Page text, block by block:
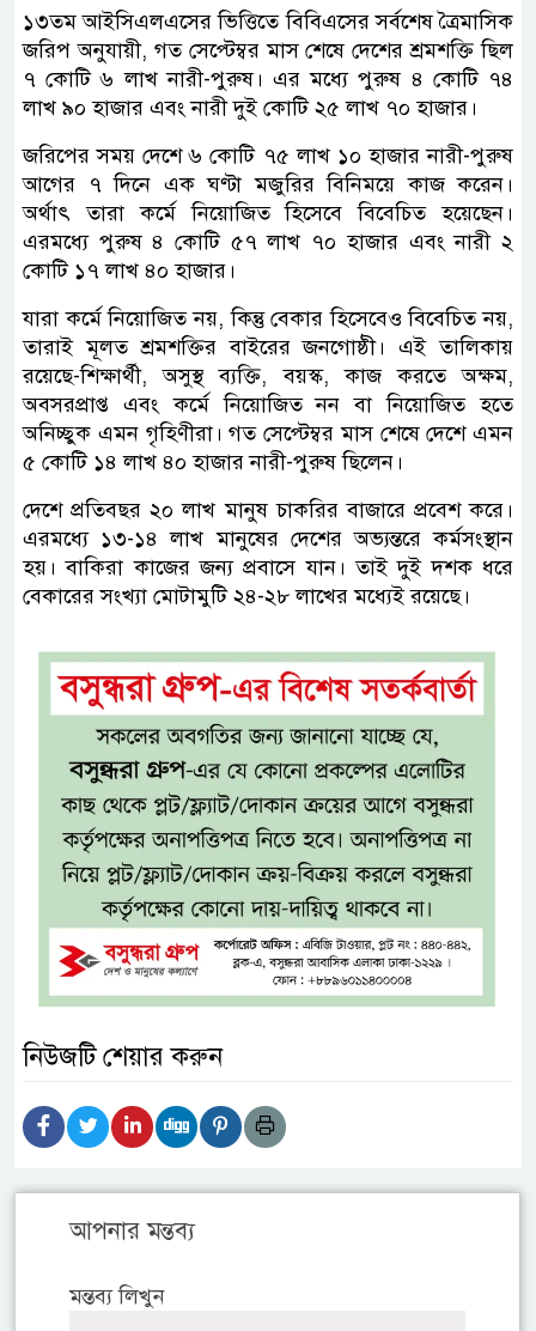
১৩তম আইসিএলএসের ভিত্তিতে বিবিএসের সর্বশেষ ত্রৈমাসিক
জরিপ অনুযায়ী, গত সেপ্টেম্বর মাস শেষে দেশের শ্রমশক্তি ছিল
৭ কোটি ৬ লাখ নারী-পুরুষ। এর মধ্যে পুরুষ ৪ কোটি ৭৪
লাখ ৯০ হাজার এবং নারী দুই কোটি ২৫ লাখ ৭০ হাজার।
জরিপের সময় দেশে ৬ কোটি ৭৫ লাখ ১০ হাজার নারী-পুরুষ
আগের ৭ দিনে এক ঘণ্টা মজুরির বিনিময়ে কাজ করেন।
অর্থাৎ তারা কর্মে নিয়োজিত হিসেবে বিবেচিত হয়েছেন।
এরমধ্যে পুরুষ ৪ কোটি ৫৭ লাখ ৭০ হাজার এবং নারী ২
কোটি ১৭ লাখ ৪০ হাজার।
যারা কর্মে নিয়োজিত নয়, কিন্তু বেকার হিসেবেও বিবেচিত নয়,
তারাই মূলত শ্রমশক্তির বাইরের জনগোষ্ঠী। এই তালিকায়
রয়েছে-শিক্ষার্থী, অসুস্থ ব্যক্তি, বয়স্ক, কাজ করতে অক্ষম,
অবসরপ্রাপ্ত এবং কর্মে নিয়োজিত নন বা নিয়োজিত হতে
অনিচ্ছুক এমন গৃহিণীরা। গত সেপ্টেম্বর মাস শেষে দেশে এমন
৫ কোটি ১৪ লাখ ৪০ হাজার নারী-পুরুষ ছিলেন।
দেশে প্রতিবছর ২০ লাখ মানুষ চাকরির বাজারে প্রবেশ করে।
এরমধ্যে ১৩-১৪ লাখ মানুষের দেশের অভ্যন্তরে কর্মসংস্থান
হয়। বাকিরা কাজের জন্য প্রবাসে যান। তাই দুই দশক ধরে
বেকারের সংখ্যা মোটামুটি ২৪-২৮ লাখের মধ্যেই রয়েছে।
নিউজটি শেয়ার করুন
আপনার মন্তব্য
মন্তব্য লিখুন